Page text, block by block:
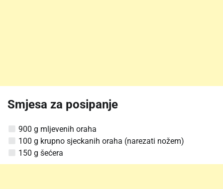
Smjesa za posipanje
900 g mljevenih oraha
100 g krupno sjeckanih oraha (narezati nožem)
150 g šećera